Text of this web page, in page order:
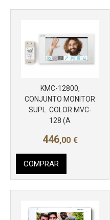
KMC-12800,
CONJUNTO MONITOR
SUPL. COLOR MVC-
128 (A
446,00 €
COMPRAR
Más info